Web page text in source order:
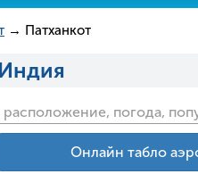
→ Патханкот
погода,
Онлайн табло